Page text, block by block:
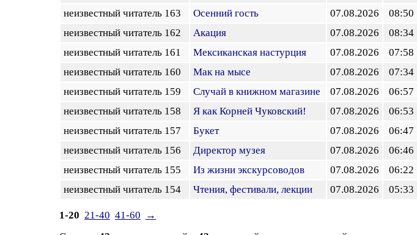
неизвестный читатель 163
Осенний гость 07.08.2026 08:50
неизвестный читатель 162
Акация 07.08.2026 08:34
неизвестный читатель 161
Мексиканская настурция 07.08.2026 07:58
неизвестный читатель 160
Мак на мысе 07.08.2026 07:34
неизвестный читатель 159
Случай в книжном магазине 07.08.2026 06:57
неизвестный читатель 158
Я как Корней Чуковский! 07.08.2026 06:53
неизвестный читатель 157
Букет 07.08.2026 06:47
неизвестный читатель 156
Директор музея 07.08.2026 06:46
неизвестный читатель 155
Из жизни экскурсоводов 07.08.2026 06:22
неизвестный читатель 154
Чтения, фестивали, лекции 07.08.2026 05:33
1-20 21-40 41-60
→